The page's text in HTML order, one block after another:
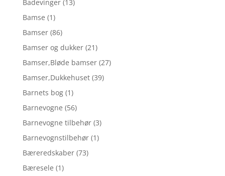
Badevinger (13)
Bamse (1)
Bamser (86)
Bamser og dukker (21)
Bamser,Bløde bamser (27)
Bamser,Dukkehuset (39)
Barnets bog (1)
Barnevogne (56)
Barnevogne tilbehør (3)
Barnevognstilbehør (1)
Bæreredskaber (73)
Bæresele (1)